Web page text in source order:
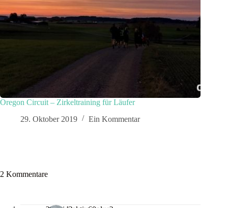
Oregon Circuit – Zirkeltraining für Läufer
29. Oktober 2019
Ein Kommentar
2 Kommentare